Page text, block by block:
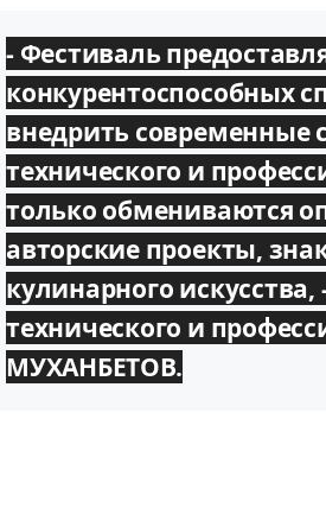
- Фестиваль предо
конкурентоспособных
внедрить современные
технического и
только обмениваются
авторские проекты,
кулинарного
технического и
МУХАНБЕТОВ.